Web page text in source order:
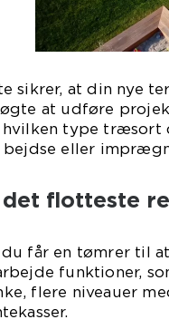
sikrer, at din nye
at udføre
hvilken type træsort
bejdse eller
det flotteste
du får en tømrer til
funktioner,
flere niveauer